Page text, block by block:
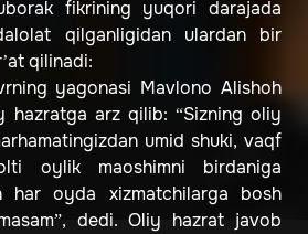
fikrining yuqori darajada
qilganligidan ulardan bir
qilinadi:
yagonasi Mavlono Alishoh
hazratga arz qilib: “Sizning oliy
umid shuki, vaqf
oylik maoshimni birdaniga
har oyda xizmatchilarga bosh
dedi. Oliy hazrat javob